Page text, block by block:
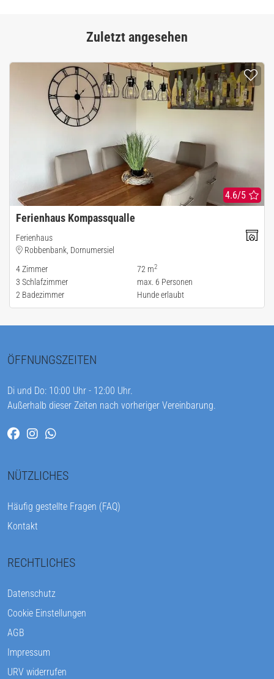
Zuletzt angesehen
4.6/5
Ferienhaus Kompassqualle
Ferienhaus
Robbenbank, Dornumersiel
4Zimmer
3 Schlafzimmer
2 Badezimmer
72 m2
max. 6 Personen
Hunde erlaubt
ÖFFNUNGSZEITEN
Di und Do: 10:00 Uhr - 12:00 Uhr.
Außerhalb dieser Zeiten nach vorheriger Vereinbarung.
NÜTZLICHES
Häufig gestellte Fragen (FAQ)
Kontakt
RECHTLICHES
Datenschutz
Cookie Einstellungen
AGB
Impressum
URV widerrufen